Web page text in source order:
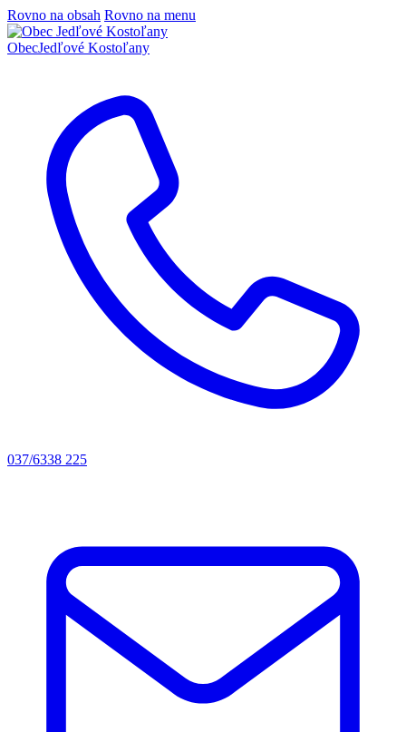
Rovno na obsah Rovno na menu
ObecJedľové Kostoľany
037/6338 225